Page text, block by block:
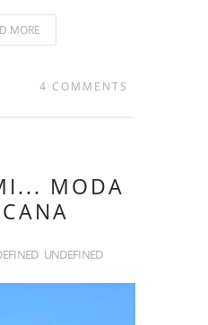
MORE
4 COMMENTS
MODA
UNDEFINED